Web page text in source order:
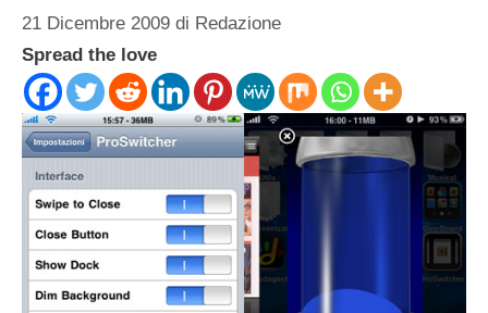
21 Dicembre 2009 di Redazione
Spread the love